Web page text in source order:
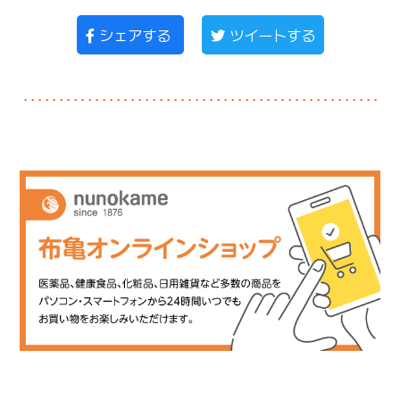
シェアする ツイートする